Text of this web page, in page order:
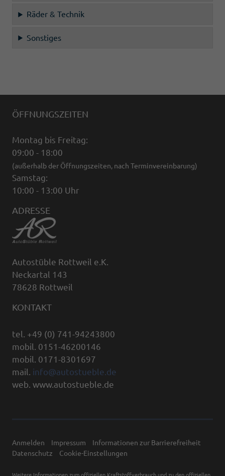
Räder & Technik
Sonstiges
ÖFFNUNGSZEITEN
Montag bis Freitag:
09:00 - 18:00
(außerhalb der Öffnungszeiten, nach Terminvereinbarung)
Samstag:
10:00 - 13:00 Uhr
ADRESSE
Autostüble Rottweil e.K.
Neckartal 143
78628 Rottweil
KONTAKT
tel. +49 (0) 741-94243800
mobil. 0151-46200146
mobil. 0171-8301697
mail. info@autostueble.de
web. www.autostueble.de
Anmelden Impressum
Informationen zur Barrierefreiheit
Datenschutz
Cookie-Einstellungen
Weitere Informationen zum offiziellen Kraftstoffverbrauch und zu den offiziellen